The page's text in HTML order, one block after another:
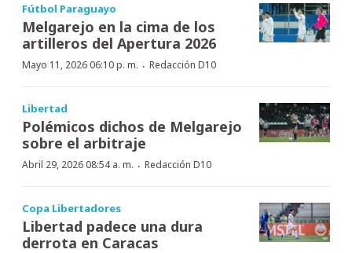
Fútbol Paraguayo
Melgarejo en la cima de los
artilleros del Apertura 2026
Mayo 11, 2026 06:10 p. m. · Redacción D10
Libertad
Polémicos dichos de Melgarejo
sobre el arbitraje
Abril 29, 2026 08:54 a. m. · Redacción D10
Copa Libertadores
Libertad padece una dura
derrota en Caracas